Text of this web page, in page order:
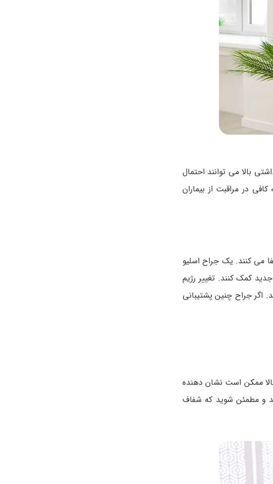
بالا می توانند احتمال
در مراقبت از بیماران
می کنند. یک جراح اسلیو
کمک کنند. تغییر رژیم
اگر جراح چنین پشتیبانی
ممکن است نشان دهنده
و مطمئن شوید که شفاف